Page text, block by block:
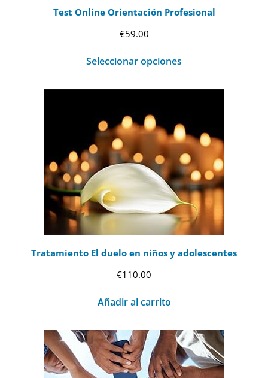
Test Online Orientación Profesional
€59.00
Seleccionar opciones
Tratamiento El duelo en niños y adolescentes
€110.00
Añadir al carrito